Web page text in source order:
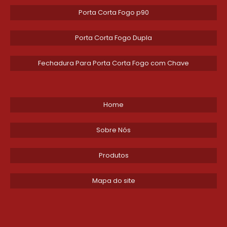
Porta Corta Fogo p90
Porta Corta Fogo Dupla
Fechadura Para Porta Corta Fogo com Chave
Home
Sobre Nós
Produtos
Mapa do site